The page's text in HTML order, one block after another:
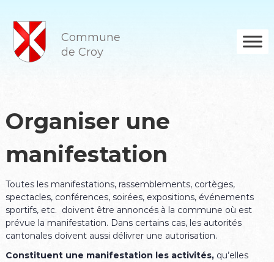
Commune
de Croy
Organiser une
manifestation
Toutes les manifestations, rassemblements, cortèges,
spectacles, conférences, soirées, expositions, événements
sportifs, etc. doivent être annoncés à la commune où est
prévue la manifestation. Dans certains cas, les autorités
cantonales doivent aussi délivrer une autorisation.
Constituent une manifestation les activités,qu’elles